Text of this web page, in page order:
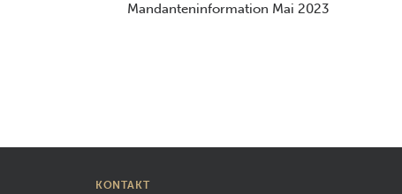
Mandanteninformation Mai 2023
KONTAKT